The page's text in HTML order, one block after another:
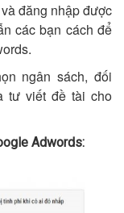
đăng nhập được
các bạn cách để
ngân sách, đối
tư viết đề tài cho
Adwords: